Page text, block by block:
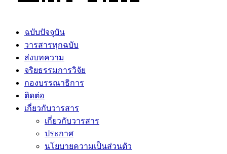
ฉบับปัจจุบัน
วารสารทุกฉบับ
ส่งบทความ
จริยธรรมการวิจัย
กองบรรณาธิการ
ติดต่อ
เกี่ยวกับวารสาร
เกี่ยวกับวารสาร
ประกาศ
นโยบายความเป็นส่วนตัว